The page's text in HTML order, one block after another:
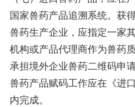
国家兽药产品追溯系统。获
兽药生产企业，应指定一家
机构或产品代理商作为兽药
承担境外企业兽药二维码申
兽药产品赋码工作应在《进
内完成。